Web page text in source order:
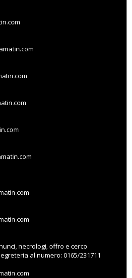
necrologi, offro e cerco
al numero: 0165/231711